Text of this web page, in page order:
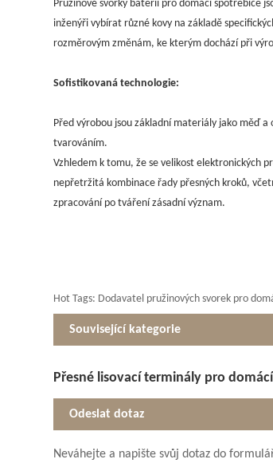
Pružinové svorky baterií pro domácí spotřebiče
inženýři vybírat různé kovy na základě
rozměrovým změnám, ke kterým dochází při
Sofistikovaná technologie:
Před výrobou jsou základní materiály jako měď
tvarováním.
Vzhledem k tomu, že se velikost elektronických
nepřetržitá kombinace řady přesných kroků,
zpracování po tváření zásadní význam.
Hot Tags: Dodavatel pružinových svorek pro
Související kategorie
Přesné lisovací terminály pro
Odeslat dotaz
Neváhejte a napište svůj dotaz do